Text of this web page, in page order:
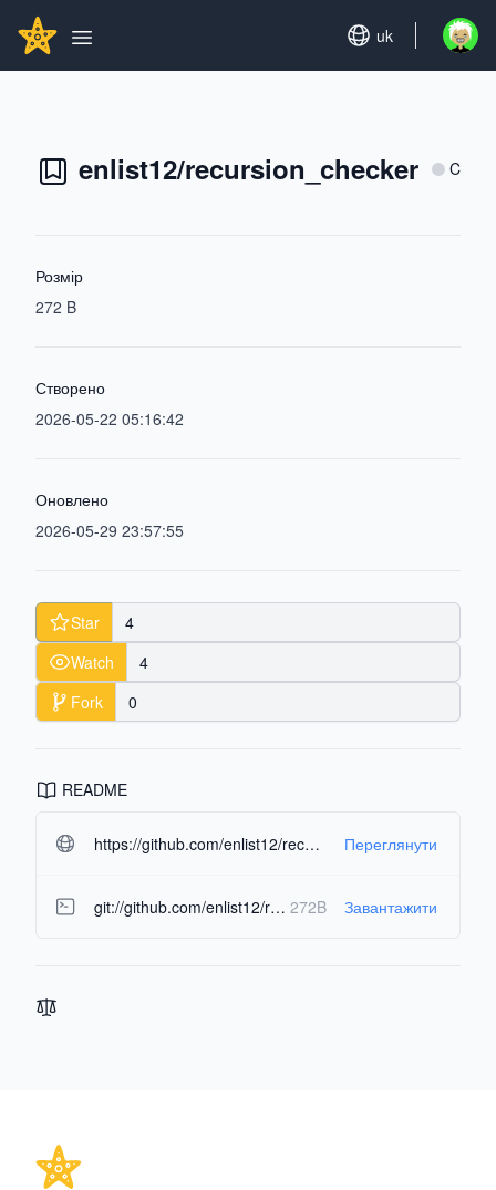
GITHUBSTAR
Open main menu
Set language
uk Open
enlist12/recursion_checker C
Розмір
272 B
Створено
2026-05-22 05:16:42
Оновлено
2026-05-29 23:57:55
Star
4
Watch
4
Fork
0
README
https://github.com/enlist12/recursion_checker.git#readme-ov-file Переглянути
git://github.com/enlist12/recursion_checker.git 272B Завантажити